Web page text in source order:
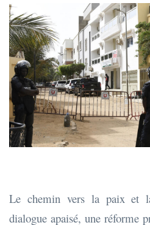
Le chemin vers la paix et
dialogue apaisé, une réforme